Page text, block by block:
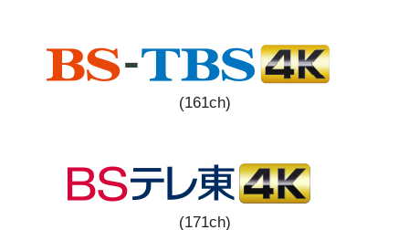
(161ch)
(171ch)